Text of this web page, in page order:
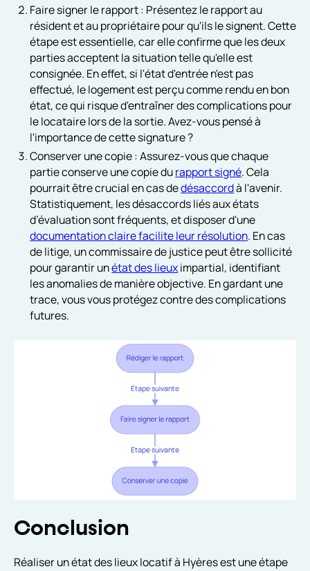
Faire signer le rapport : Présentez le rapport au
résident et au propriétaire pour qu'ils le signent. Cette
étape est essentielle, car elle confirme que les deux
parties acceptent la situation telle qu'elle est
consignée. En effet, si l'état d'entrée n'est pas
effectué, le logement est perçu comme rendu en bon
état, ce qui risque d'entraîner des complications pour
le locataire lors de la sortie. Avez-vous pensé à
l'importance de cette signature ?
Conserver une copie : Assurez-vous que chaque
partie conserve une copie durapport signé. Cela
pourrait être crucial en cas dedésaccordà l'avenir.
Statistiquement, les désaccords liés aux états
d’évaluation sont fréquents, et disposer d'une
documentation claire facilite leur résolution. En cas
de litige, un commissaire de justice peut être sollicité
pour garantir unétat des lieuximpartial, identifiant
les anomalies de manière objective. En gardant une
trace, vous vous protégez contre des complications
futures.
Conclusion
Réaliser un état des lieux locatif à Hyères est une étape